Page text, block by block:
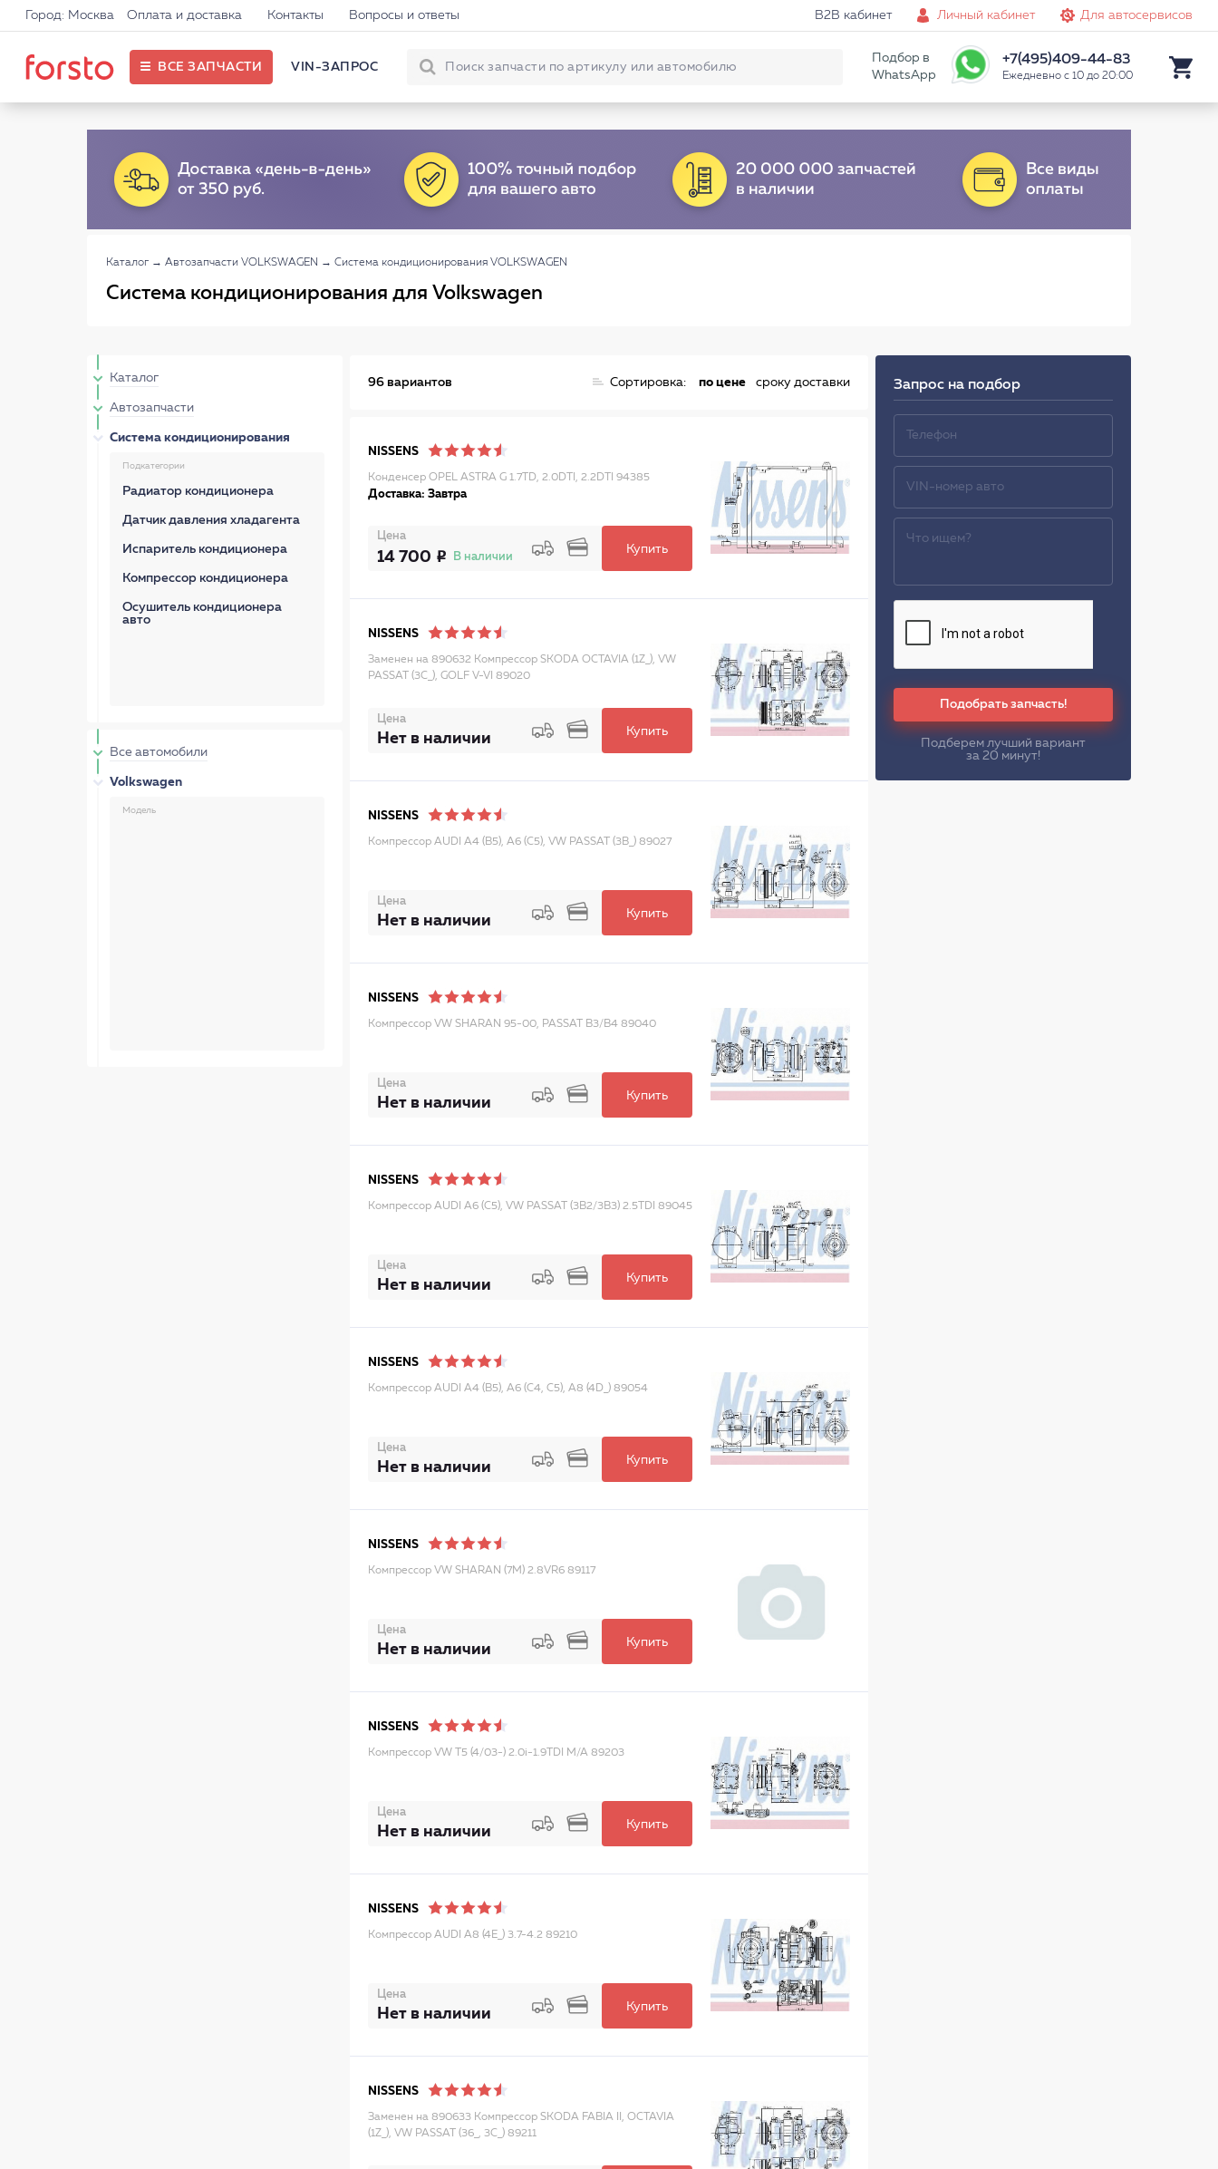
Город: Москва Оплата и доставка Контакты Вопросы и ответы B2B кабинет Личный кабинет Для автосервисов
ВСЕ ЗАПЧАСТИ VIN-ЗАПРОС
Подбор в
WhatsApp
+7(495)409-44-83
Ежедневно с 10 до 20:00
Каталог → Автозапчасти VOLKSWAGEN → Система кондиционирования VOLKSWAGEN
Система кондиционирования для Volkswagen
Каталог
Автозапчасти
Система кондиционирования
Подкатегории
Радиатор кондиционера
Датчик давления хладагента
Испаритель кондиционера
Компрессор кондиционера
Осушитель кондиционера
авто
Все автомобили
Volkswagen
Модель
96 вариантов Сортировка: по цене сроку доставки
NISSENS
Конденсер OPEL ASTRA G 1.7TD, 2.0DTI, 2.2DTI 94385
Доставка: Завтра
Цена
14 700 В наличии
Купить
NISSENS
Заменен на 890632 Компрессор SKODA OCTAVIA (1Z_), VW
PASSAT (3C_), GOLF V-VI 89020
Цена
Нет в наличии Купить
NISSENS
Компрессор AUDI A4 (B5), A6 (C5), VW PASSAT (3B_) 89027
Цена
Нет в наличии Купить
NISSENS
Компрессор VW SHARAN 95-00, PASSAT B3/B4 89040
Цена
Нет в наличии Купить
NISSENS
Компрессор AUDI A6 (C5), VW PASSAT (3B2/3B3) 2.5TDI 89045
Цена
Нет в наличии Купить
NISSENS
Компрессор AUDI A4 (B5), A6 (C4, C5), A8 (4D_) 89054
Цена
Нет в наличии Купить
NISSENS
Компрессор VW SHARAN (7M) 2.8VR6 89117
Цена
Нет в наличии Купить
NISSENS
Компрессор VW T5 (4/03-) 2.0i-1.9TDI M/A 89203
Цена
Нет в наличии Купить
NISSENS
Компрессор AUDI A8 (4E_) 3.7-4.2 89210
Цена
Нет в наличии Купить
NISSENS
Заменен на 890633 Компрессор SKODA FABIA II, OCTAVIA
(1Z_), VW PASSAT (36_, 3C_) 89211
Запрос на подбор
Подобрать запчасть!
Подберем лучший вариант
за 20 минут!